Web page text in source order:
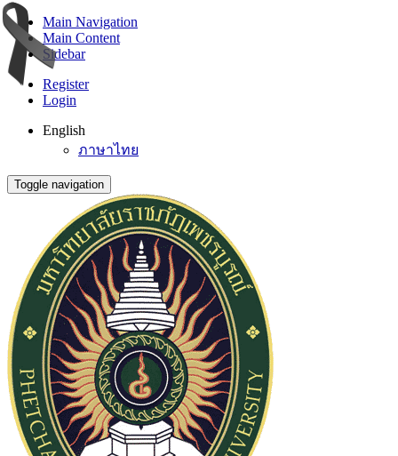
Main Navigation
Main Content
Sidebar
Register
Login
English
ภาษาไทย
Toggle navigation